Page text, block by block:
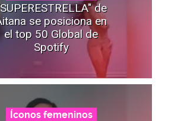
de
se posiciona en
el top 50 Global de
Spotify
Íconos femeninos